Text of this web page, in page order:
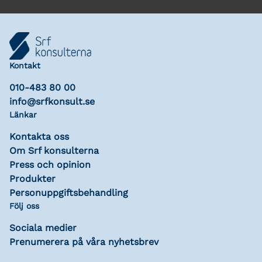
Kontakt
010-483 80 00
info@srfkonsult.se
Länkar
Kontakta oss
Om Srf konsulterna
Press och opinion
Produkter
Personuppgiftsbehandling
Följ oss
Sociala medier
Prenumerera på våra nyhetsbrev